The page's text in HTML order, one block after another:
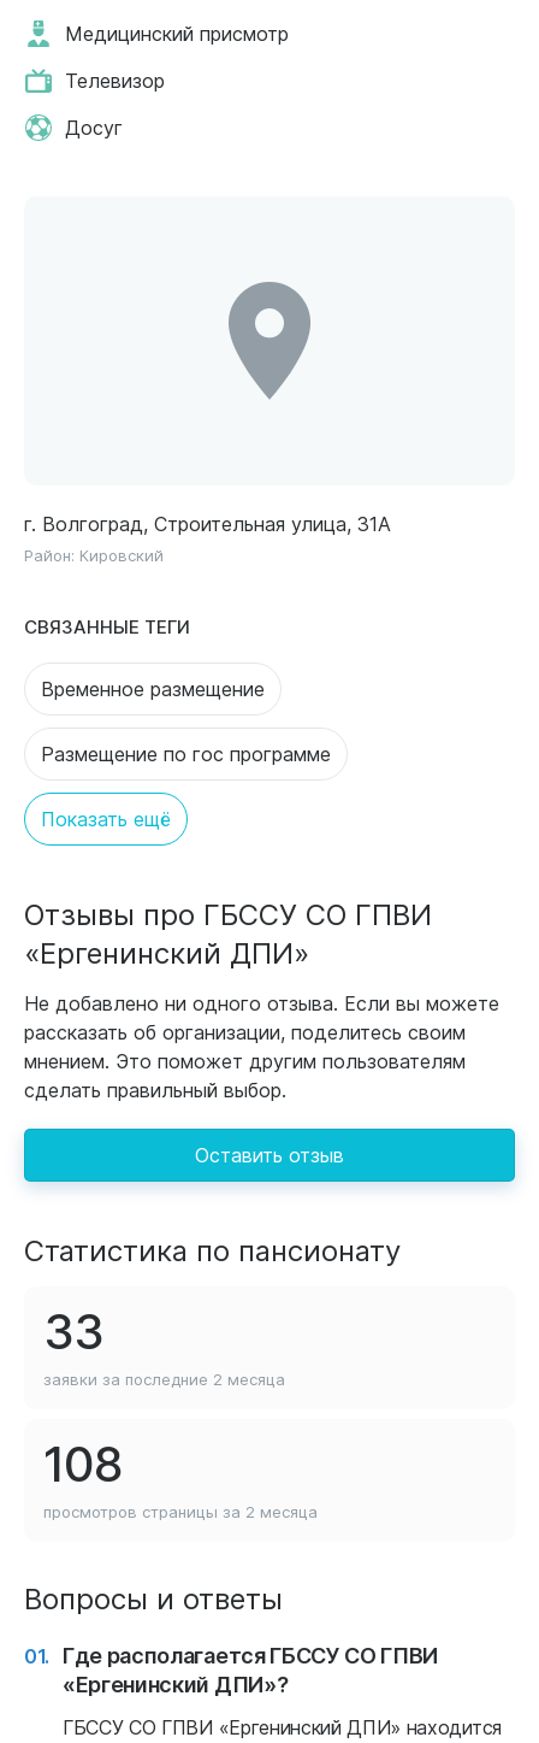
Медицинский присмотр
Телевизор
Досуг
г. Волгоград, Строительная улица, 31А
Район: Кировский
СВЯЗАННЫЕ ТЕГИ
Временное размещение
Размещение по гос программе
Показать ещё
Отзывы про ГБССУ СО ГПВИ
«Ергенинский ДПИ»
Не добавлено ни одного отзыва. Если вы можете
рассказать об организации, поделитесь своим
мнением. Это поможет другим пользователям
сделать правильный выбор.
Оставить отзыв
Статистика по пансионату
33
заявки за последние 2 месяца
108
просмотров страницы за 2 месяца
Вопросы и ответы
Где располагается ГБССУ СО ГПВИ
«Ергенинский ДПИ»?
ГБССУ СО ГПВИ «Ергенинский ДПИ» находится